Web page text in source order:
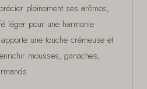
pleinement ses arômes,
léger pour une harmonie
une touche crémeuse et
mousses, ganaches,